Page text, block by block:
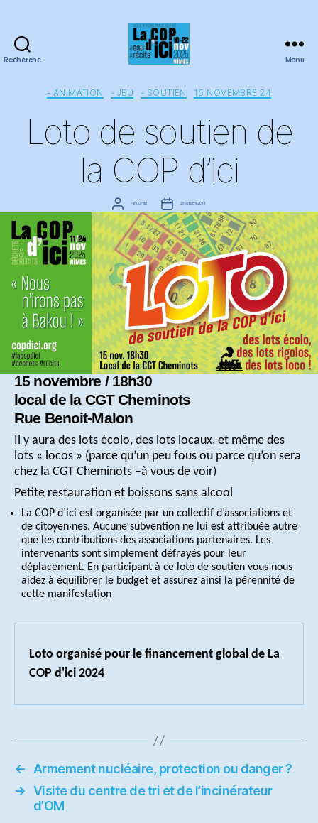
Recherche Menu
Catégories
- ANIMATION - JEU - SOUTIEN 15 NOVEMBRE 24
Loto de soutien de
la COP d’ici
Auteur
de
Par COPdici Date
de
l’article
28 octobre 2024
15 novembre / 18h30
local de la CGT Cheminots
Rue Benoit-Malon
Il y aura des lots écolo, des lots locaux, et même des
lots « locos » (parce qu’un peu fous ou parce qu’on sera
chez la CGT Cheminots –à vous de voir)
Petite restauration et boissons sans alcool
La COP d’ici est organisée par un collectif d’associations et
de citoyen·nes. Aucune subvention ne lui est attribuée autre
que les contributions des associations partenaires. Les
intervenants sont simplement défrayés pour leur
déplacement. En participant à ce loto de soutien vous nous
aidez à équilibrer le budget et assurez ainsi la pérennité de
cette manifestation
Loto organisé pour le financement global de La
COP d'ici 2024
←
Armement nucléaire, protection ou danger ?
→ Visite du centre de tri et de l’incinérateur
d’OM